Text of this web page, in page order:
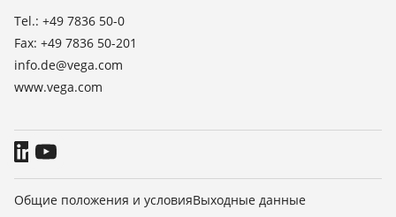
Tel.: +49 7836 50-0
Fax: +49 7836 50-201
info.de@vega.com
www.vega.com
Общие положения и условияВыходные данные